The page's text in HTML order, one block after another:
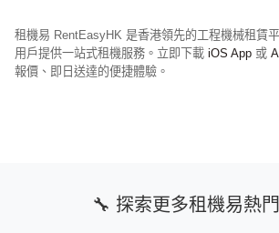
租機易 RentEasyHK 是香港領先的工程機械租賃
用戶提供一站式租機服務。立即下載 iOS App 或
報價、即日送達的便捷體驗。
🔧 探索更多租機易熱